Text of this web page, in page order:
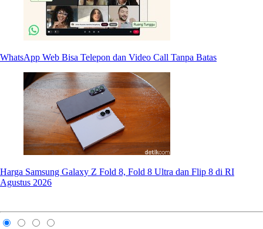
WhatsApp Web Bisa Telepon dan Video Call Tanpa Batas
Harga Samsung Galaxy Z Fold 8, Fold 8 Ultra dan Flip 8 di RI
Agustus 2026